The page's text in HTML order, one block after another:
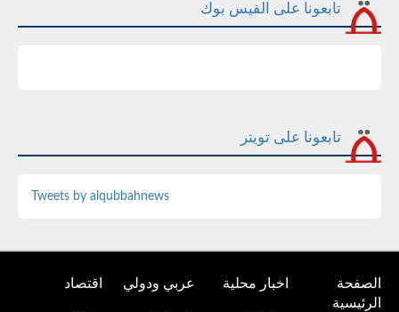
تابعونا على الفيس بوك
تابعونا على تويتر
Tweets by alqubbahnews
الصفحة
الرئيسية
اخبار محلية عربي ودولي اقتصاد